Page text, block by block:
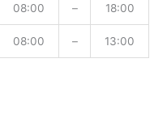
08:00 – 18:00
08:00 – 13:00